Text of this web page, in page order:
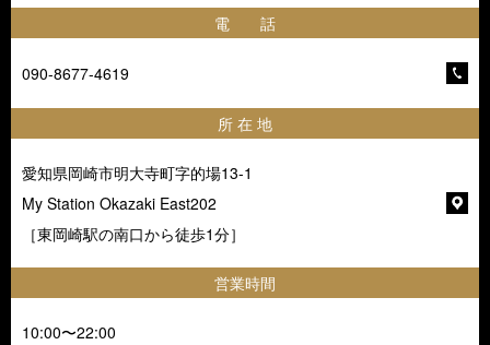
電 話
090-8677-4619
所 在 地
愛知県岡崎市明大寺町字的場13-1
My Station Okazaki East202
［東岡崎駅の南口から徒歩1分］
営業時間
10:00〜22:00